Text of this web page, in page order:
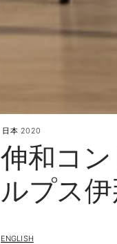
日本 2020
伸和コ
ルプス
ENGLISH